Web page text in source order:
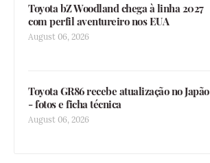
Toyota bZ Woodland chega à linha 2027
com perfil aventureiro nos EUA
August 06, 2026
Toyota GR86 recebe atualização no Japão
- fotos e ficha técnica
August 06, 2026